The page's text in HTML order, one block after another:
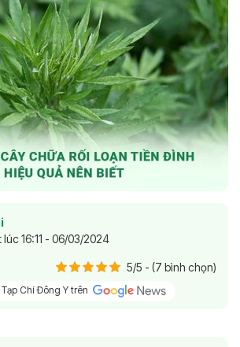
lúc 16:11 - 06/03/2024
5/5 - (7 bình chọn)
Chí Đông Y trên